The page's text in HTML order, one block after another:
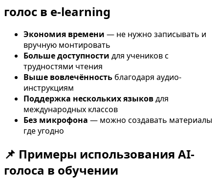
голос в e-learning
Экономия времени — не нужно записывать и
вручную монтировать
Больше доступности для учеников с
трудностями чтения
Выше вовлечённость благодаря аудио-
инструкциям
Поддержка нескольких языковдля
международных классов
Без микрофона — можно создавать материалы
где угодно
📌 Примеры использования AI-
голоса в обучении